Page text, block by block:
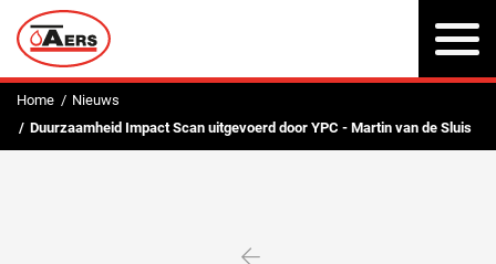
Home
Nieuws
Duurzaamheid Impact Scan uitgevoerd door YPC - Martin van de Sluis